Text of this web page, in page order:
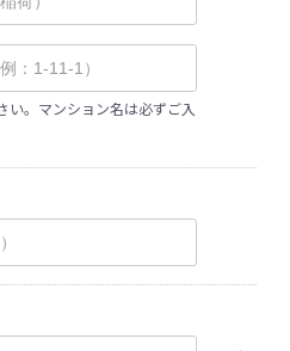
い。マンション名は必ずご入